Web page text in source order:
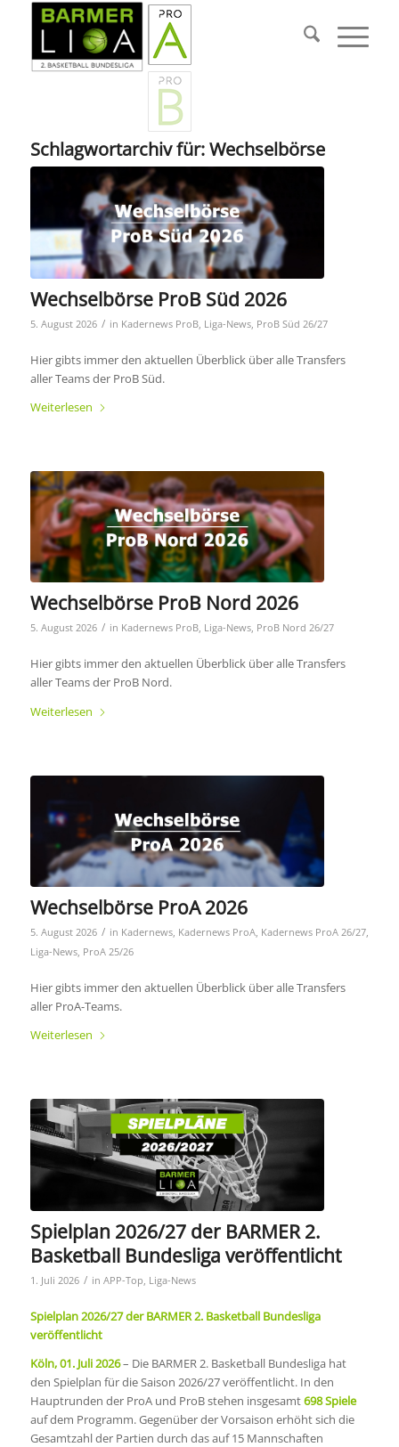
Schlagwortarchiv für:Wechselbörse
Wechselbörse ProB Süd 2026
5. August 2026 / in Kadernews ProB, Liga-News, ProB Süd 26/27
Hier gibts immer den aktuellen Überblick über alle Transfers
aller Teams der ProB Süd.
Weiterlesen
Wechselbörse ProB Nord 2026
5. August 2026 / in Kadernews ProB, Liga-News, ProB Nord 26/27
Hier gibts immer den aktuellen Überblick über alle Transfers
aller Teams der ProB Nord.
Weiterlesen
Wechselbörse ProA 2026
5. August 2026 / in Kadernews, Kadernews ProA, Kadernews ProA 26/27,
Liga-News, ProA 25/26
Hier gibts immer den aktuellen Überblick über alle Transfers
aller ProA-Teams.
Weiterlesen
Spielplan 2026/27 der BARMER 2.
Basketball Bundesliga veröffentlicht
1. Juli 2026 / in APP-Top, Liga-News
Spielplan 2026/27 der BARMER 2. Basketball Bundesliga
veröffentlicht
Köln, 01. Juli 2026– Die BARMER 2. Basketball Bundesliga hat
den Spielplan für die Saison 2026/27 veröffentlicht. In den
Hauptrunden der ProA und ProB stehen insgesamt698 Spiele
auf dem Programm. Gegenüber der Vorsaison erhöht sich die
Gesamtzahl der Partien durch das auf 15 Mannschaften